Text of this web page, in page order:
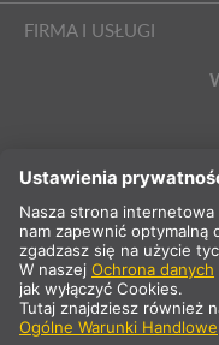
FIRMA I USŁUGI
* nie zawiera 23% VAT i
** Podane wartości
do standardowych
warunkiem, że
Towary
mogą